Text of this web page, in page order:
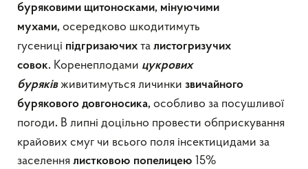
буряковими щитоносками, мінуючими
мухами, осередково шкодитимуть
гусениці підгризаючих та листогризучих
совок. Коренеплодами цукрових
буряківживитимуться личинки звичайного
бурякового довгоносика, особливо за посушливої
погоди. В липні доцільно провести обприскування
крайових смуг чи всього поля інсектицидами за
заселення листковою попелицею 15%